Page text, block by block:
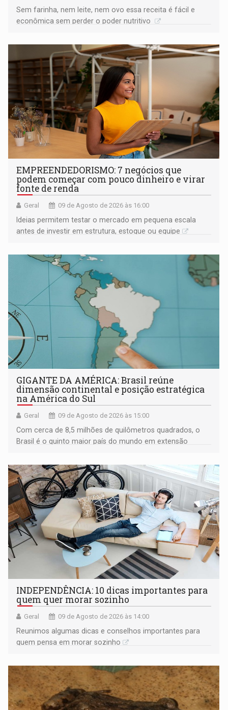
Sem farinha, nem leite, nem ovo essa receita é fácil e
econômica sem perder o poder nutritivo
EMPREENDEDORISMO: 7 negócios que
podem começar com pouco dinheiro e virar
fonte de renda
Geral 09 de Agosto de 2026 às 16:00
Ideias permitem testar o mercado em pequena escala
antes de investir em estrutura, estoque ou equipe
GIGANTE DA AMÉRICA: Brasil reúne
dimensão continental e posição estratégica
na América do Sul
Geral 09 de Agosto de 2026 às 15:00
Com cerca de 8,5 milhões de quilômetros quadrados, o
Brasil é o quinto maior país do mundo em extensão
INDEPENDÊNCIA: 10 dicas importantes para
quem quer morar sozinho
Geral 09 de Agosto de 2026 às 14:00
Reunimos algumas dicas e conselhos importantes para
quem pensa em morar sozinho